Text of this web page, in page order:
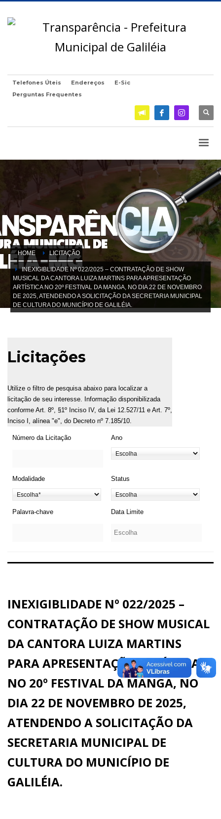
Telefones Úteis Endereços
E-Sic
Perguntas Frequentes
HOME LICITAÇÃO
INEXIGIBLIDADE Nº 022/2025 – CONTRATAÇÃO DE SHOW
MUSICAL DA CANTORA LUIZA MARTINS PARA APRESENTAÇÃO
ARTÍSTICA NO 20º FESTIVAL DA MANGA, NO DIA 22 DE NOVEMBRO
DE 2025, ATENDENDO A SOLICITAÇÃO DA SECRETARIA MUNICIPAL
DE CULTURA DO MUNICÍPIO DE GALILÉIA.
Licitações
Utilize o filtro de pesquisa abaixo para localizar a
licitação de seu interesse. Informação disponibilizada
conforme Art. 8º, §1º Inciso IV, da Lei 12.527/11 e Art. 7º,
Inciso I, alínea "e", do Decreto nº 7.185/10.
Número da Licitação Ano
Modalidade Status
Palavra-chave Data Limite
INEXIGIBLIDADE Nº 022/2025 –
CONTRATAÇÃO DE SHOW MUSICAL
DA CANTORA LUIZA MARTINS
PARA APRESENTAÇÃO ARTÍSTICA
NO 20º FESTIVAL DA MANGA, NO
DIA 22 DE NOVEMBRO DE 2025,
ATENDENDO A SOLICITAÇÃO DA
SECRETARIA MUNICIPAL DE
CULTURA DO MUNICÍPIO DE
GALILÉIA.